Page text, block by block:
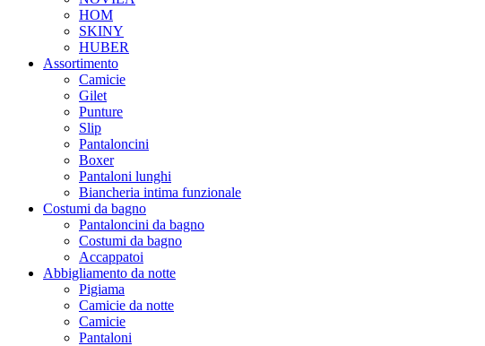
HOM
SKINY
HUBER
Assortimento
Camicie
Gilet
Punture
Slip
Pantaloncini
Boxer
Pantaloni lunghi
Biancheria intima funzionale
Costumi da bagno
Pantaloncini da bagno
Costumi da bagno
Accappatoi
Abbigliamento da notte
Pigiama
Camicie da notte
Camicie
Pantaloni